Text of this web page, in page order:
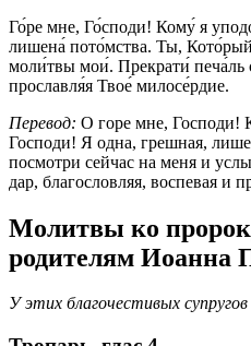
Го́ре мне, Го́споди! Кому́ я
лишена́ пото́мства. Ты,
моли́твы мои́. Прекрати́ печа́ль
прославля́я Твое́ милосе́рдие.
Перевод: О горе мне, Господи!
Господи! Я одна, грешная,
посмотри сейчас на меня и
дар, благословляя, воспевая и
Молитвы ко
родителям Иоанна
У этих благочестивых